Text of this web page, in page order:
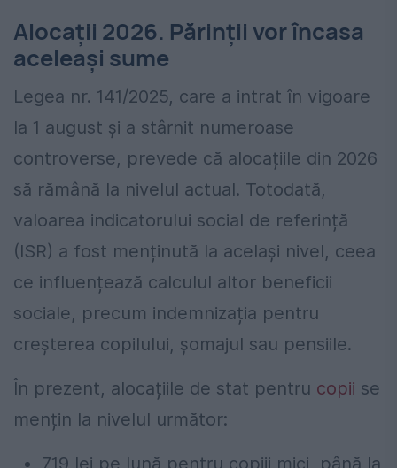
Alocații 2026. Părinții vor încasa
aceleași sume
Legea nr. 141/2025, care a intrat în vigoare
la 1 august și a stârnit numeroase
controverse, prevede că alocațiile din 2026
să rămână la nivelul actual. Totodată,
valoarea indicatorului social de referință
(ISR) a fost menținută la același nivel, ceea
ce influențează calculul altor beneficii
sociale, precum indemnizația pentru
creșterea copilului, șomajul sau pensiile.
În prezent, alocațiile de stat pentru copii se
mențin la nivelul următor: